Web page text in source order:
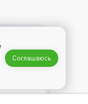
Соглашаюсь